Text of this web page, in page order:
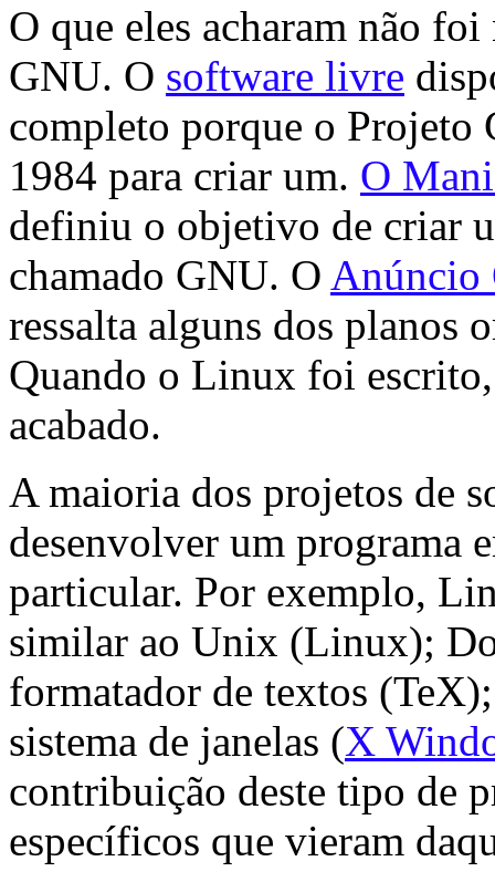
O que eles acharam não
GNU. O software livre
completo porque o Projeto
1984 para criar um. O
definiu o objetivo de criar
chamado GNU. O
ressalta alguns dos planos
Quando o Linux foi escrito,
acabado.
A maioria dos projetos de
desenvolver um programa
particular. Por exemplo,
similar ao Unix (Linux);
formatador de textos
sistema de janelas (X
contribuição deste tipo de
específicos que vieram